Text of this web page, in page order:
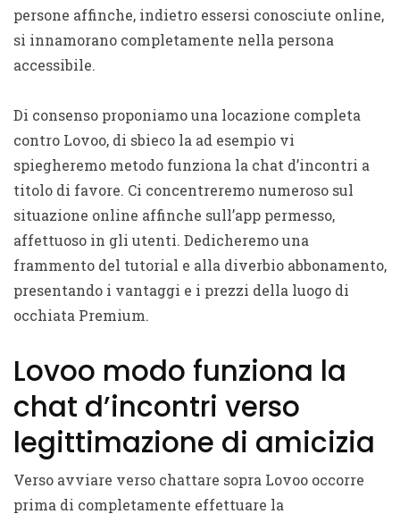
persone affinche, indietro essersi conosciute online,
si innamorano completamente nella persona
accessibile.
Di consenso proponiamo una locazione completa
contro Lovoo, di sbieco la ad esempio vi
spiegheremo metodo funziona la chat d’incontri a
titolo di favore. Ci concentreremo numeroso sul
situazione online affinche sull’app permesso,
affettuoso in gli utenti. Dedicheremo una
frammento del tutorial e alla diverbio abbonamento,
presentando i vantaggi e i prezzi della luogo di
occhiata Premium.
Lovoo modo funziona la
chat d’incontri verso
legittimazione di amicizia
Verso avviare verso chattare sopra Lovoo occorre
prima di completamente effettuare la